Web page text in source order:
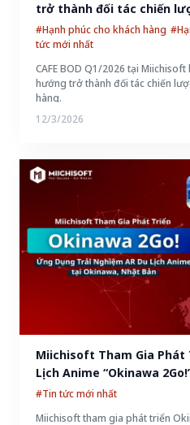
trở thành đối tác chiến
#Hạnh phúc cho khách hàng
tức mới nhất
CAFE BOD Q1/2026 tại
hướng trở thành đối tác chiến
hàng.
12/3/2026
Miichisoft Tham Gia Phát
Lịch Anime “Okinawa
#Tin tức mới nhất
Miichisoft tham gia phát triển